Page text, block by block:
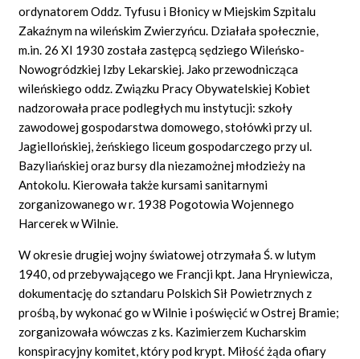
ordynatorem Oddz. Tyfusu i Błonicy w Miejskim Szpitalu
Zakaźnym na wileńskim Zwierzyńcu. Działała społecznie,
m.in. 26 XI 1930 została zastępcą sędziego Wileńsko-
Nowogródzkiej Izby Lekarskiej. Jako przewodnicząca
wileńskiego oddz. Związku Pracy Obywatelskiej Kobiet
nadzorowała prace podległych mu instytucji: szkoły
zawodowej gospodarstwa domowego, stołówki przy ul.
Jagiellońskiej, żeńskiego liceum gospodarczego przy ul.
Bazyliańskiej oraz bursy dla niezamożnej młodzieży na
Antokolu. Kierowała także kursami sanitarnymi
zorganizowanego w r. 1938 Pogotowia Wojennego
Harcerek w Wilnie.
W okresie drugiej wojny światowej otrzymała Ś. w lutym
1940, od przebywającego we Francji kpt. Jana Hryniewicza,
dokumentację do sztandaru Polskich Sił Powietrznych z
prośbą, by wykonać go w Wilnie i poświęcić w Ostrej Bramie;
zorganizowała wówczas z ks. Kazimierzem Kucharskim
konspiracyjny komitet, który pod krypt. Miłość żąda ofiary